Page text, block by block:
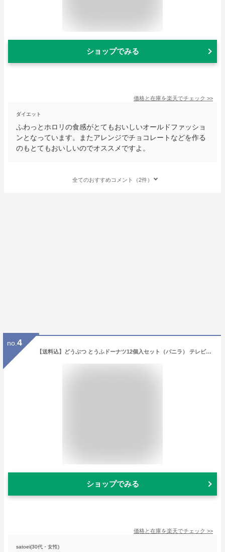
ショップでみる
価格と在庫を楽天でチェック >>
ダイエット
ふわっとホロリの食感がとてもおいしいオールドファッショ
ンとなっています。またアレンジでチョコレートなどを作る
のもとてもおいしいのでオススメですよ。
全てのおすすめコメント（2件）
no. 4
【送料込】どうぶつ とうふドーナツ12個入セット（バニラ） テレビでも話題？！あなたもチャレンジ？青空朝市名物とうふドーナツ積み放題でお馴染みの豆腐ドーナツ国産大豆100％ 豆腐 おやつ 個包装
ショップでみる
価格と在庫を楽天でチェック >>
satoei(30代・女性)